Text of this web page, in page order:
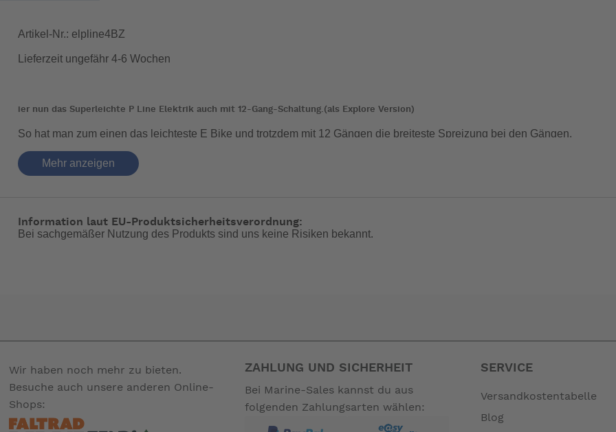
Artikel-Nr.: elpline4BZ
Lieferzeit ungefähr 4-6 Wochen
ier nun das Superleichte P Line Elektrik auch mit 12-Gang-Schaltung.(als Explore Version)
So hat man zum einen das leichteste E Bike und trotzdem mit 12 Gängen die breiteste Spreizung bei den Gängen.
Schutzbleche hinten und vorne
Smart Pedal Assistent
Beginnen Sie Ihre Fahrt. Und spüren Sie das Drehmoment. Der fein abgestimmte Sensor im Tretlager weiß genau, wann
kleine Anstiege locker meistern und sind im Flachen entspannt unterwegs.
Mehr anzeigen
Information laut EU-Produktsicherheitsverordnung:
Bei sachgemäßer Nutzung des Produkts sind uns keine Risiken bekannt.
Wir haben noch mehr zu bieten.
Besuche auch unsere anderen Online-
Shops:
ZAHLUNG UND SICHERHEIT
Bei Marine-Sales kannst du aus
folgenden Zahlungsarten wählen:
SERVICE
Versandkostentabelle
Blog